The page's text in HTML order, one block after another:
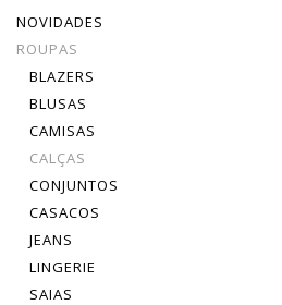
NOVIDADES
ROUPAS
BLAZERS
BLUSAS
CAMISAS
CALÇAS
CONJUNTOS
CASACOS
JEANS
LINGERIE
SAIAS